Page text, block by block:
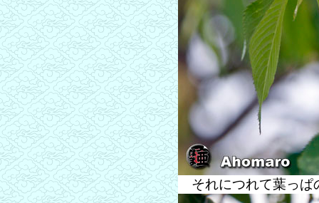
それにつれて葉っぱ